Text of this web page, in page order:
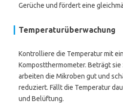
Gerüche und fördert eine
Temperaturüberwachung
Kontrolliere die Temperatur mit
Kompostthermometer. Beträgt sie
arbeiten die Mikroben gut und
reduziert. Fällt die Temperatur
und Belüftung.